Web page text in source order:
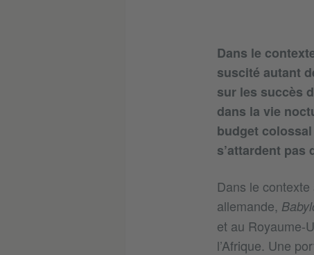
Dans le
suscité autant
sur les succès
dans la vie
budget
s’attardent
Dans le
allemande,
et au Royaume-
l’Afrique. Une